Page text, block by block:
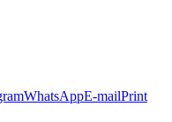
WhatsAppE-mailPrint